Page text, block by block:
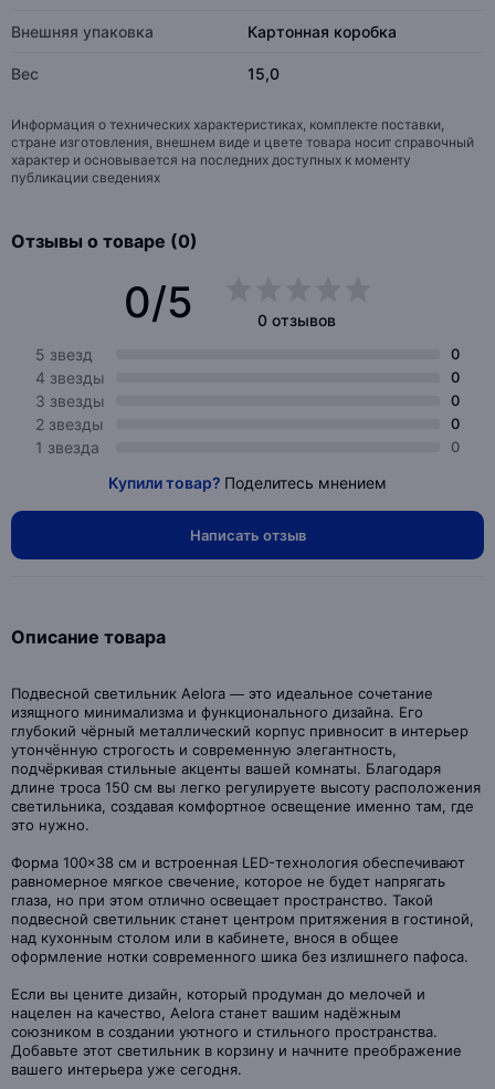
Внешняя упаковка Картонная коробка
Вес 15,0
Информация о технических характеристиках, комплекте поставки,
стране изготовления, внешнем виде и цвете товара носит справочный
характер и основывается на последних доступных к моменту
публикации сведениях
Отзывы о товаре (0)
0/5
0 отзывов
5 звезд
0
4 звезды 0
3 звезды 0
2 звезды 0
1 звезда 0
Купили товар? Поделитесь мнением
Написать отзыв
Описание товара
Подвесной светильник Aelora — это идеальное сочетание
изящного минимализма и функционального дизайна. Его
глубокий чёрный металлический корпус привносит в интерьер
утончённую строгость и современную элегантность,
подчёркивая стильные акценты вашей комнаты. Благодаря
длине троса 150 см вы легко регулируете высоту расположения
светильника, создавая комфортное освещение именно там, где
это нужно.
Форма 100×38 см и встроенная LED-технология обеспечивают
равномерное мягкое свечение, которое не будет напрягать
глаза, но при этом отлично освещает пространство. Такой
подвесной светильник станет центром притяжения в гостиной,
над кухонным столом или в кабинете, внося в общее
оформление нотки современного шика без излишнего пафоса.
Если вы цените дизайн, который продуман до мелочей и
нацелен на качество, Aelora станет вашим надёжным
союзником в создании уютного и стильного пространства.
Добавьте этот светильник в корзину и начните преображение
вашего интерьера уже сегодня.